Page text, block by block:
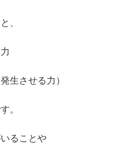
、
生させる力）
。
ることや